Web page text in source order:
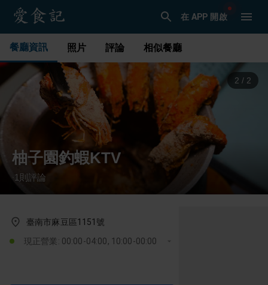
在 APP 開啟
餐廳資訊 照片 評論 相似餐廳
1 / 2
柚子園釣蝦KTV
1 則評論
臺南市麻豆區1151號
現正營業: 00:00-04:00, 10:00-00:00